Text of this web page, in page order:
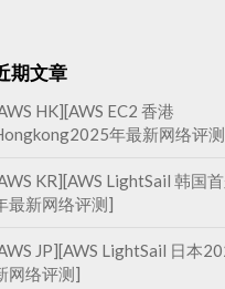
期文章
HK][AWS EC2 香港
年最新网络评
KR][AWS LightSail 韩国
最新网络评测]
JP][AWS LightSail 日本
网络评测]